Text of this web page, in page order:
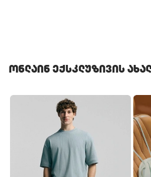
ონლაინ ექსკლუზივის